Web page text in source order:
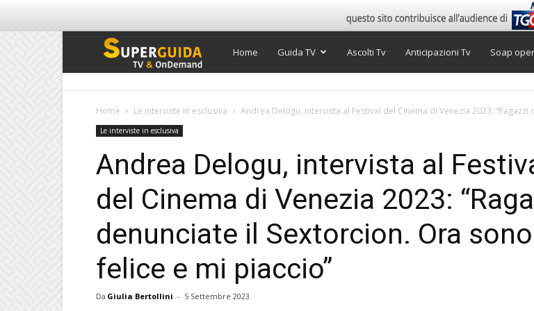
Super
Home Guida TV Ascolti Tv Anticipazioni Tv Soap
Home Le interviste in esclusiva Andrea Delogu, intervista al Festival del Cinema di Venezia 2023: “Ragazzi
Le interviste in esclusiva
Andrea Delogu, intervista al
del Cinema di Venezia 2023:
denunciate il Sextorcion. Ora sono
felice e mi piaccio”
Da Giulia Bertollini - 5 Settembre 2023